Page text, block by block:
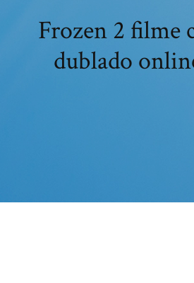
Frozen 2 filme
dublado